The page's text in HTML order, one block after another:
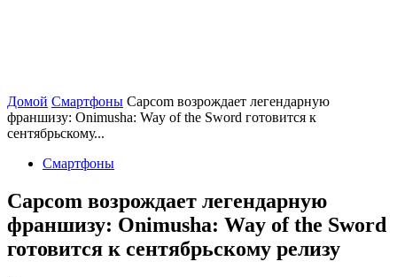
Домой Смартфоны Capcom возрождает легендарную
франшизу: Onimusha: Way of the Sword готовится к
сентябрьскому...
Смартфоны
Capcom возрождает легендарную
франшизу: Onimusha: Way of the Sword
готовится к сентябрьскому релизу